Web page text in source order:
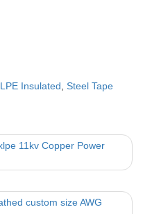
Insulated Steel Tape
11kv Copper Power
custom size AWG